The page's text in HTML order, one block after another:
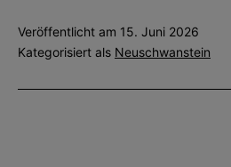
Tickets:
Everything
You
Veröffentlicht am 15. Juni 2026
Kategorisiert als Neuschwanstein